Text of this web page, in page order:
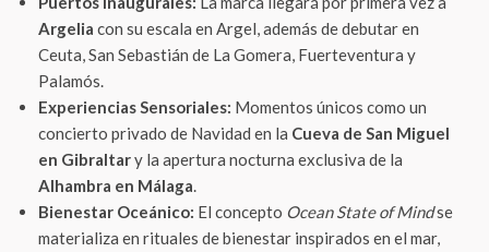
Argelia con su escala en Argel, además de debutar en
Ceuta, San Sebastián de La Gomera, Fuerteventura y
Palamós.
Experiencias Sensoriales: Momentos únicos como un
concierto privado de Navidad en la Cueva de San Miguel
en Gibraltary la apertura nocturna exclusiva de la
Alhambra en Málaga.
Bienestar Oceánico: El concepto Ocean State of Mindse
materializa en rituales de bienestar inspirados en el mar,